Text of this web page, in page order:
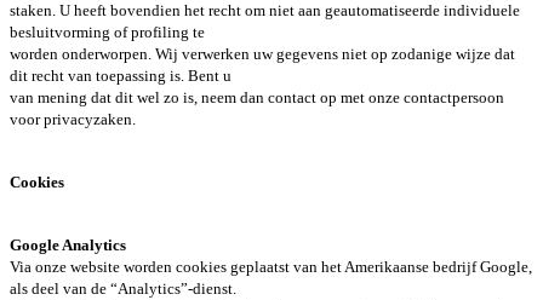
staken. U heeft bovendien het recht om niet aan geautomatiseerde individuele
besluitvorming of profiling te
worden onderworpen. Wij verwerken uw gegevens niet op zodanige wijze dat
dit recht van toepassing is. Bent u
van mening dat dit wel zo is, neem dan contact op met onze contactpersoon
voor privacyzaken.
Cookies
Google Analytics
Via onze website worden cookies geplaatst van het Amerikaanse bedrijf Google,
als deel van de “Analytics”-dienst.